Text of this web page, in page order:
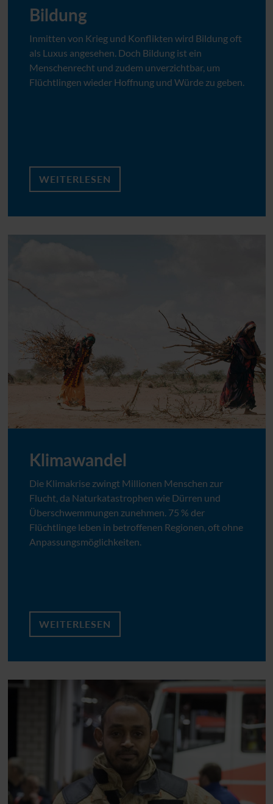
Bildung
Inmitten von Krieg und Konflikten wird Bildung oft
als Luxus angesehen. Doch Bildung ist ein
Menschenrecht und zudem unverzichtbar, um
Flüchtlingen wieder Hoffnung und Würde zu geben.
WEITERLESEN
Klimawandel
Die Klimakrise zwingt Millionen Menschen zur
Flucht, da Naturkatastrophen wie Dürren und
Überschwemmungen zunehmen. 75 % der
Flüchtlinge leben in betroffenen Regionen, oft ohne
Anpassungsmöglichkeiten.
WEITERLESEN